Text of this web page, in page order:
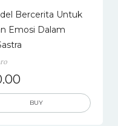
Bercerita Untuk
Emosi Dalam
BUY